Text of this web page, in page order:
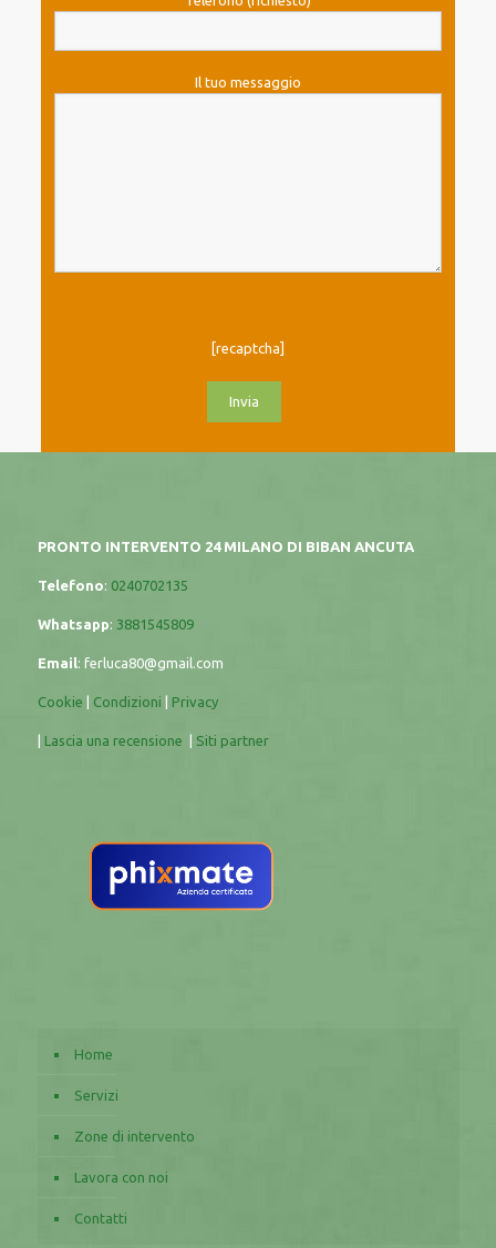
Il tuo messaggio
[recaptcha]
PRONTO INTERVENTO 24 MILANO DI BIBAN ANCUTA
Telefono: 0240702135
Whatsapp: 3881545809
Email: ferluca80@gmail.com
Cookie Condizioni Privacy
Lascia una recensione Siti partner
Home
Servizi
Zone di intervento
Lavora con noi
Contatti